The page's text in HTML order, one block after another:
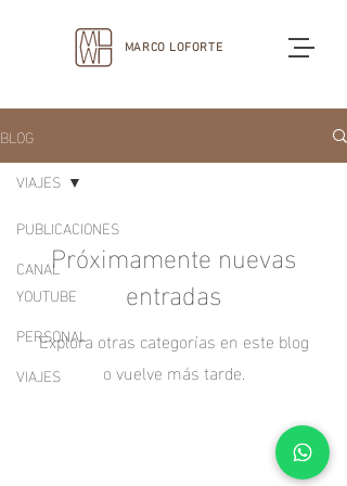
MARCO LOFORTE
BLOG
PUBLICACIONES
CANAL
YOUTUBE
PERSONAL
VIAJES
VIAJES
Próximamente nuevas
entradas
Explora otras categorías en este blog
o vuelve más tarde.